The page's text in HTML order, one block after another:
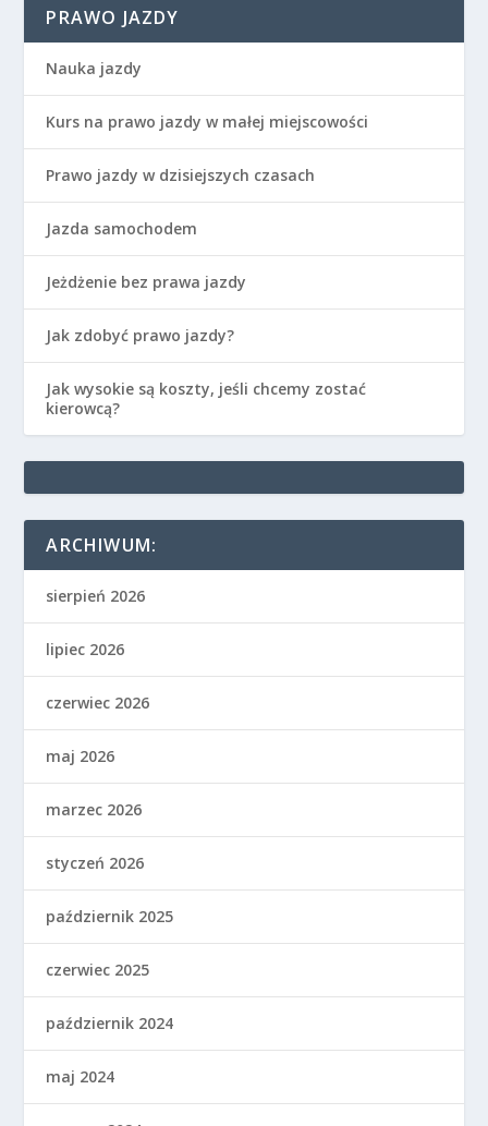
PRAWO JAZDY
Nauka jazdy
Kurs na prawo jazdy w małej miejscowości
Prawo jazdy w dzisiejszych czasach
Jazda samochodem
Jeżdżenie bez prawa jazdy
Jak zdobyć prawo jazdy?
Jak wysokie są koszty, jeśli chcemy zostać
kierowcą?
ARCHIWUM:
sierpień 2026
lipiec 2026
czerwiec 2026
maj 2026
marzec 2026
styczeń 2026
październik 2025
czerwiec 2025
październik 2024
maj 2024